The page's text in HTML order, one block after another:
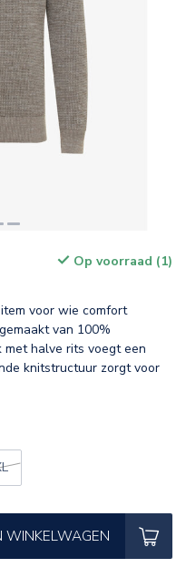
Op voorraad (1)
voor wie comfort
van 100%
halve rits voegt een
knitstructuur zorgt voor
WINKELWAGEN